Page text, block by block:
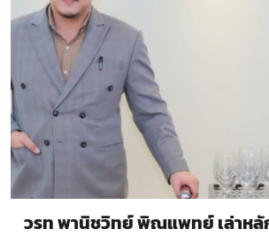
วรท พานิชวิทย์ พิณแพทย์ เล่าห